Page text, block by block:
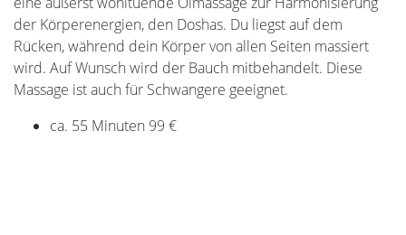
der Körperenergien, den Doshas. Du liegst auf dem
Rücken, während dein Körper von allen Seiten massiert
wird. Auf Wunsch wird der Bauch mitbehandelt. Diese
Massage ist auch für Schwangere geeignet.
ca. 55 Minuten 99 €